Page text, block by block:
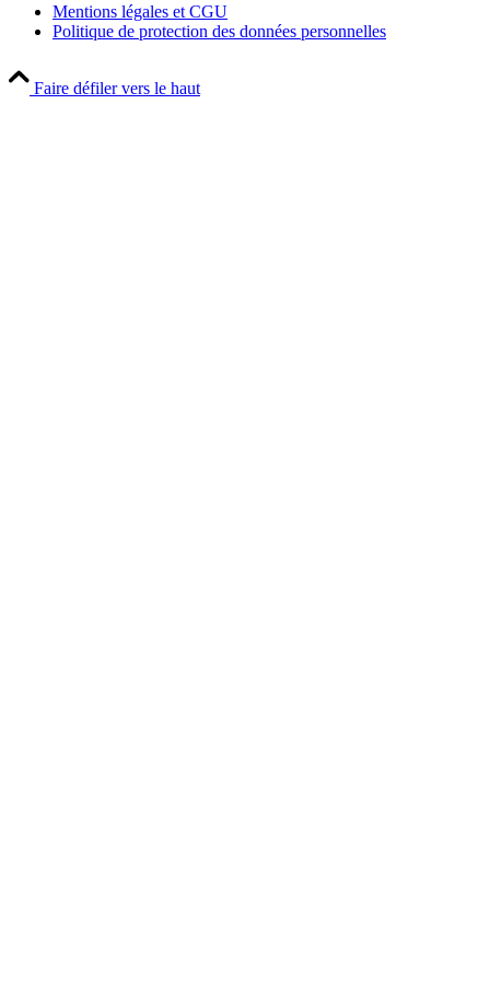
Mentions légales et CGU
Politique de protection des données personnelles
Faire défiler vers le haut